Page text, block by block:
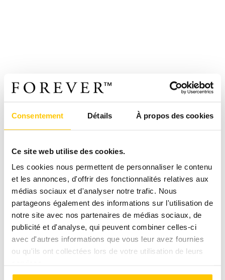
Consentement Détails À propos des cookies
Ce site web utilise des cookies.
Les cookies nous permettent de personnaliser le contenu
et les annonces, d'offrir des fonctionnalités relatives aux
médias sociaux et d'analyser notre trafic. Nous
partageons également des informations sur l'utilisation de
notre site avec nos partenaires de médias sociaux, de
publicité et d'analyse, qui peuvent combiner celles-ci
avec d'autres informations que vous leur avez fournies
ou qu'ils ont collectées lors de votre utilisation de leurs